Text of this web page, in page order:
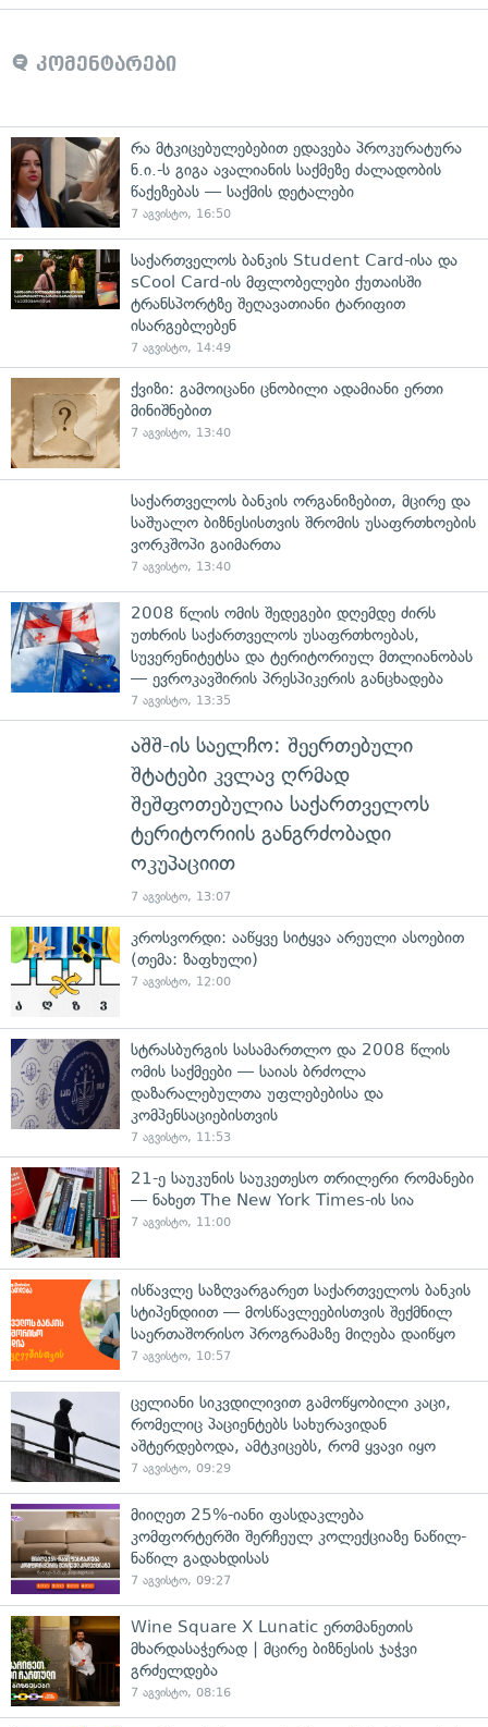
კომენტარები
რა მტკიცებულებებით ედავება პროკურატურა
ნ.ი.-ს გიგა ავალიანის საქმეზე ძალადობის
წაქეზებას — საქმის დეტალები
7 აგვისტო, 16:50
საქართველოს ბანკის Student Card-ისა და
sCool Card-ის მფლობელები ქუთაისში
ტრანსპორტზე შეღავათიანი ტარიფით
ისარგებლებენ
7 აგვისტო, 14:49
ქვიზი: გამოიცანი ცნობილი ადამიანი ერთი
მინიშნებით
7 აგვისტო, 13:40
საქართველოს ბანკის ორგანიზებით, მცირე და
საშუალო ბიზნესისთვის შრომის უსაფრთხოების
ვორკშოპი გაიმართა
7 აგვისტო, 13:40
2008 წლის ომის შედეგები დღემდე ძირს
უთხრის საქართველოს უსაფრთხოებას,
სუვერენიტეტსა და ტერიტორიულ მთლიანობას
— ევროკავშირის პრესპიკერის განცხადება
7 აგვისტო, 13:35
აშშ-ის საელჩო: შეერთებული
შტატები კვლავ ღრმად
შეშფოთებულია საქართველოს
ტერიტორიის განგრძობადი
ოკუპაციით
7 აგვისტო, 13:07
კროსვორდი: ააწყვე სიტყვა არეული ასოებით
(თემა: ზაფხული)
7 აგვისტო, 12:00
სტრასბურგის სასამართლო და 2008 წლის
ომის საქმეები — საიას ბრძოლა
დაზარალებულთა უფლებებისა და
კომპენსაციებისთვის
7 აგვისტო, 11:53
21-ე საუკუნის საუკეთესო თრილერი რომანები
— ნახეთ The New York Times-ის სია
7 აგვისტო, 11:00
ისწავლე საზღვარგარეთ საქართველოს ბანკის
სტიპენდიით — მოსწავლეებისთვის შექმნილ
საერთაშორისო პროგრამაზე მიღება დაიწყო
7 აგვისტო, 10:57
ცელიანი სიკვდილივით გამოწყობილი კაცი,
რომელიც პაციენტებს სახურავიდან
აშტერდებოდა, ამტკიცებს, რომ ყვავი იყო
7 აგვისტო, 09:29
მიიღეთ 25%-იანი ფასდაკლება
კომფორტერში შერჩეულ კოლექციაზე ნაწილ-
ნაწილ გადახდისას
7 აგვისტო, 09:27
Wine Square X Lunatic ერთმანეთის
მხარდასაჭერად | მცირე ბიზნესის ჯაჭვი
გრძელდება
7 აგვისტო, 08:16